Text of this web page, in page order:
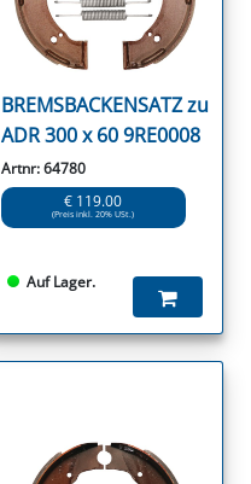
BREMSBACKENSATZ zu
ADR 300 x 60 9RE0008
Artnr: 64780
€ 119.00
(Preis inkl. 20% USt.)
Auf Lager.